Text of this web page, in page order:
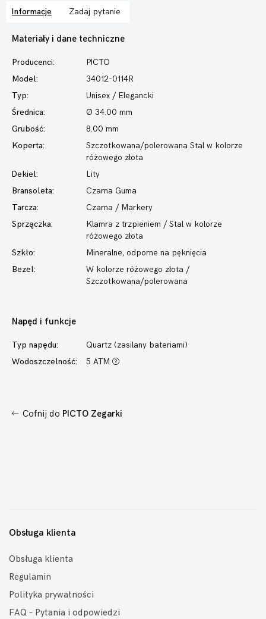
Informacje Zadaj pytanie
Materiały i dane techniczne
Producenci:
PICTO
Model:
34012-0114R
Typ:
Unisex / Elegancki
Średnica:
Ø 34.00 mm
Grubość:
8.00 mm
Koperta:
Szczotkowana/polerowana Stal w kolorze
różowego złota
Dekiel:
Lity
Bransoleta:
Czarna Guma
Tarcza:
Czarna / Markery
Sprzączka:
Klamra z trzpieniem / Stal w kolorze
różowego złota
Szkło:
Mineralne, odporne na pęknięcia
Bezel:
W kolorze różowego złota /
Szczotkowana/polerowana
Napęd i funkcje
Typ napędu:
Quartz (zasilany bateriami)
Wodoszczelność:
5 ATM
Cofnij do PICTO Zegarki
Obsługa klienta
Obsługa klienta
Regulamin
Polityka prywatności
FAQ – Pytania i odpowiedzi